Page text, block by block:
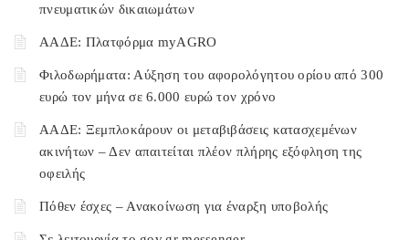
πνευματικών δικαιωμάτων
ΑΑΔΕ: Πλατφόρμα myAGRO
Φιλοδωρήματα: Αύξηση του αφορολόγητου ορίου από 300
ευρώ τον μήνα σε 6.000 ευρώ τον χρόνο
ΑΑΔΕ: Ξεμπλοκάρουν οι μεταβιβάσεις κατασχεμένων
ακινήτων – Δεν απαιτείται πλέον πλήρης εξόφληση της
οφειλής
Πόθεν έσχες – Ανακοίνωση για έναρξη υποβολής